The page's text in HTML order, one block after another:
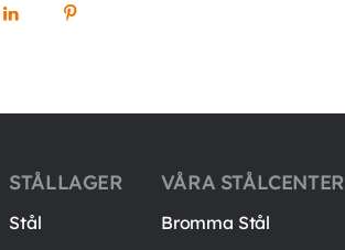
STÅLLAGER
Stål
VÅRA STÅLCENTER
Bromma Stål